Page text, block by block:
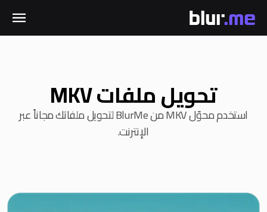
تحويل ملفات MKVاستخدم محوّل MKV من BlurMe لتحويل ملفاتك مجاناً عبر
الإنترنت.